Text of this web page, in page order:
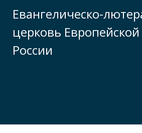
к
Евангелическо-
церковь Европейской
России